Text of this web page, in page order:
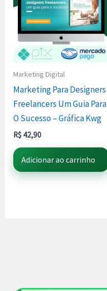
Marketing Digital
Marketing Para Designers
Freelancers Um Guia Para
O Sucesso – Gráfica Kwg
R$ 42,90
Adicionar ao carrinho